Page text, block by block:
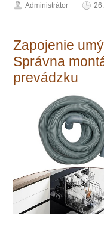
Administrátor
Zapojenie
Správna
prevádzku